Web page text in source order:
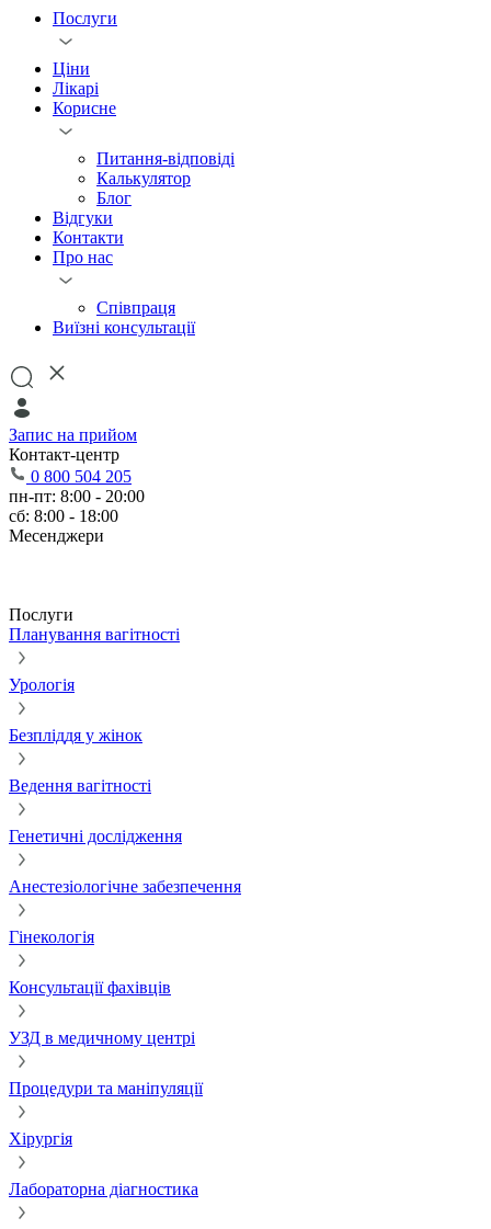
Послуги
Ціни
Лікарі
Корисне
Питання-відповіді
Калькулятор
Блог
Відгуки
Контакти
Про нас
Співпраця
Виїзні консультації
Запис на прийом
Контакт-центр
0 800 504 205
пн-пт: 8:00 - 20:00
сб: 8:00 - 18:00
Месенджери
Послуги
Планування вагітності
Урологія
Безпліддя у жінок
Ведення вагітності
Генетичні дослідження
Анестезіологічне забезпечення
Гінекологія
Консультації фахівців
УЗД в медичному центрі
Процедури та маніпуляції
Хірургія
Лабораторна діагностика